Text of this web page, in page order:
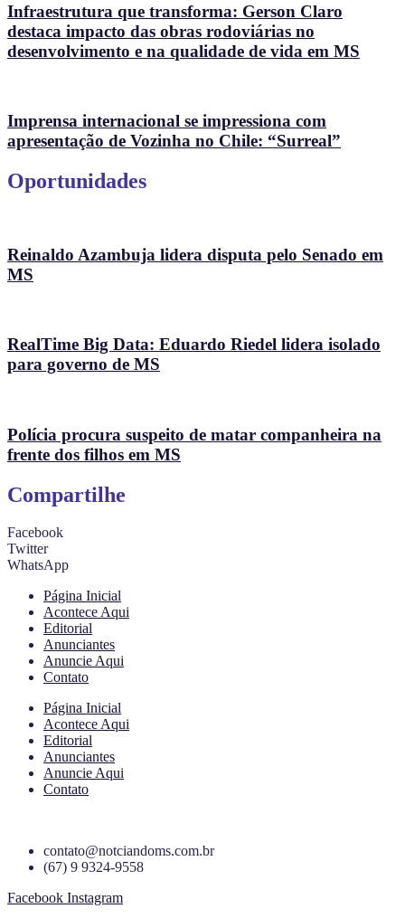
Infraestrutura que transforma: Gerson Claro
destaca impacto das obras rodoviárias no
desenvolvimento e na qualidade de vida em MS
Imprensa internacional se impressiona com
apresentação de Vozinha no Chile: “Surreal”
Oportunidades
Reinaldo Azambuja lidera disputa pelo Senado em
MS
RealTime Big Data: Eduardo Riedel lidera isolado
para governo de MS
Polícia procura suspeito de matar companheira na
frente dos filhos em MS
Compartilhe
Facebook
Twitter
WhatsApp
Página Inicial
Acontece Aqui
Editorial
Anunciantes
Anuncie Aqui
Contato
Página Inicial
Acontece Aqui
Editorial
Anunciantes
Anuncie Aqui
Contato
contato@notciandoms.com.br
(67) 9 9324-9558
Facebook Instagram